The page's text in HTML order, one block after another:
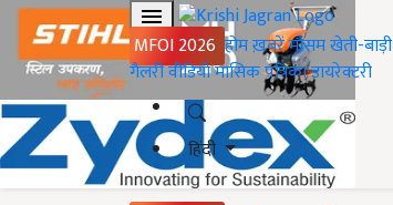
MFOI 2026 होमख़बरेंमौसमखेती-बाड़ी
गैलरीवीडियोमासिक पत्रिकाडायरेक्टरी
हिंदी